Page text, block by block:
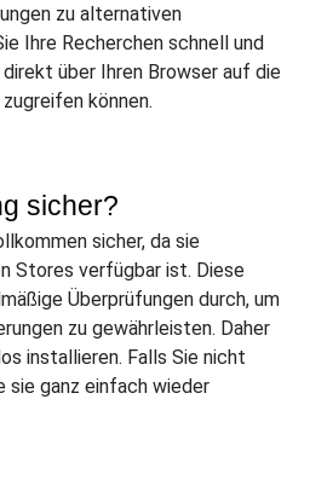
zu alternativen
Ihre Recherchen schnell und
über Ihren Browser auf die
können.
sicher?
sicher, da sie
Stores verfügbar ist. Diese
Überprüfungen durch, um
zu gewährleisten. Daher
installieren. Falls Sie nicht
sie ganz einfach wieder